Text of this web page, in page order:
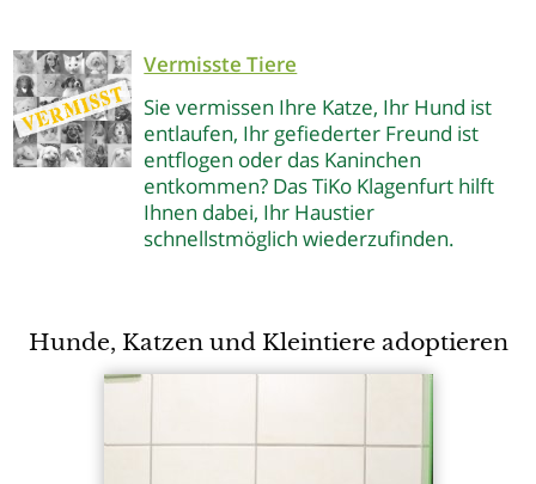
Vermisste Tiere
Sie vermissen Ihre Katze, Ihr Hund ist
entlaufen, Ihr gefiederter Freund ist
entflogen oder das Kaninchen
entkommen? Das TiKo Klagenfurt hilft
Ihnen dabei, Ihr Haustier
schnellstmöglich wiederzufinden.
Hunde, Katzen und Kleintiere adoptieren